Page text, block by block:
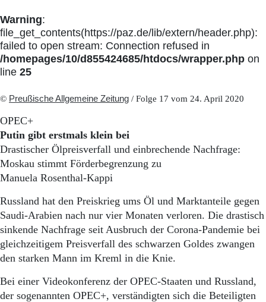
Warning:
file_get_contents(https://paz.de/lib/extern/header.php):
failed to open stream: Connection refused in
/homepages/10/d855424685/htdocs/wrapper.php on
line 25
© Preußische Allgemeine Zeitung / Folge 17 vom 24. April 2020
OPEC+
Putin gibt erstmals klein bei
Drastischer Ölpreisverfall und einbrechende Nachfrage:
Moskau stimmt Förderbegrenzung zu
Manuela Rosenthal-Kappi
Russland hat den Preiskrieg ums Öl und Marktanteile gegen
Saudi-Arabien nach nur vier Monaten verloren. Die drastisch
sinkende Nachfrage seit Ausbruch der Corona-Pandemie bei
gleichzeitigem Preisverfall des schwarzen Goldes zwangen
den starken Mann im Kreml in die Knie.
Bei einer Videokonferenz der OPEC-Staaten und Russland,
der sogenannten OPEC+, verständigten sich die Beteiligten